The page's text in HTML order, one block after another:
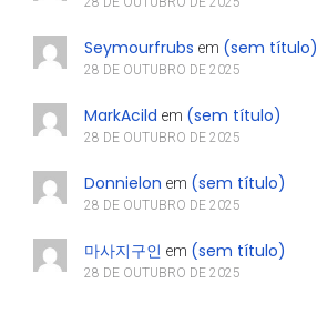
Seymourfrubs em (sem título)
28 DE OUTUBRO DE 2025
MarkAcild em (sem título)
28 DE OUTUBRO DE 2025
Donnielon em (sem título)
28 DE OUTUBRO DE 2025
마사지구인 em (sem título)
28 DE OUTUBRO DE 2025